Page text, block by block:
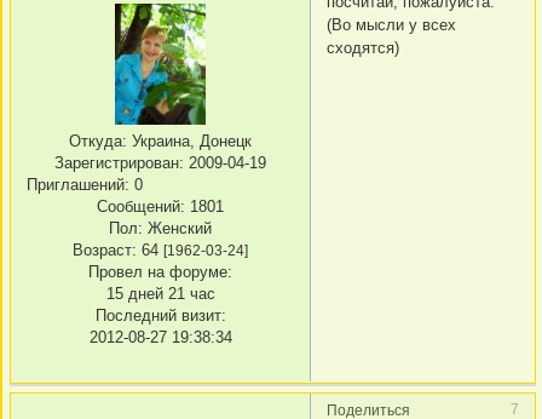
Откуда: Украина, Донецк
Зарегистрирован: 2009-04-19
Приглашений: 0
Сообщений: 1801
Пол: Женский
Возраст: 64 [1962-03-24]
Провел на форуме:
15 дней 21 час
Последний визит:
2012-08-27 19:38:34
(Во мысли у всех
сходятся)
Поделиться
7